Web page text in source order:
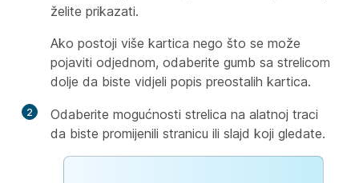
želite prikazati.
Ako postoji više kartica nego što se može
pojaviti odjednom, odaberite gumb sa strelicom
dolje da biste vidjeli popis preostalih kartica.
2
Odaberite mogućnosti strelica na alatnoj traci
da biste promijenili stranicu ili slajd koji gledate.